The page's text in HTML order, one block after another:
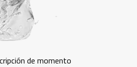
de momento